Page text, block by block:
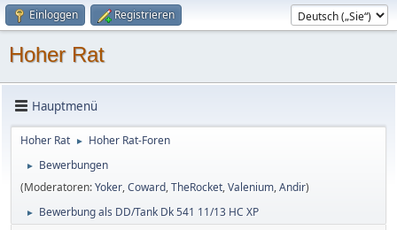
Einloggen Registrieren
Hoher Rat
Hauptmenü
Hoher Rat ► Hoher Rat-Foren
►
Bewerbungen
(Moderatoren:Yoker,Coward,TheRocket,Valenium,Andir)
► Bewerbung als DD/Tank Dk 541 11/13 HC XP